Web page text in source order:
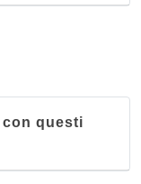
questi